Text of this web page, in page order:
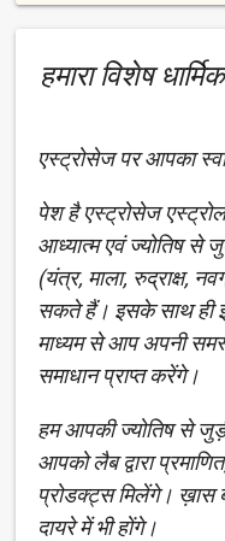
हमारा विशेष
एस्ट्रोसेज पर आपका
पेश है एस्ट्रोसेज
आध्यात्म एवं ज्योतिष से
(यंत्र, माला, रुद्राक्ष,
सकते हैं। इसके साथ ही
माध्यम से आप अपनी
समाधान प्राप्त करेंगे।
हम आपकी ज्योतिष से
आपको लैब द्वारा
प्रोडक्ट्स मिलेंगे। ख़ास
दायरे में भी होंगे।